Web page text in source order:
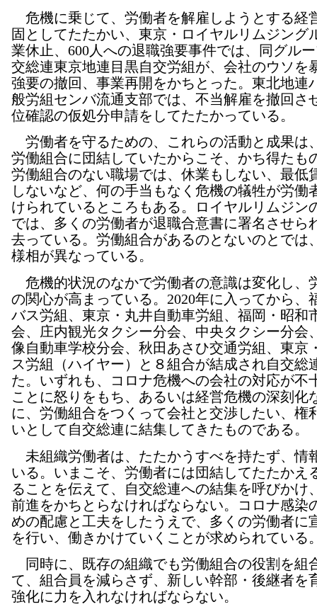
危機に乗じて、労働者を解雇しようとする経
固としてたたかい、東京・ロイヤルリムジング
業休止、600人への退職強要事件では、同グル
交総連東京地連目黒自交労組が、会社のウソを
強要の撤回、事業再開をかちとった。東北地連
般労組センバ流通支部では、不当解雇を撤回さ
位確認の仮処分申請をしてたたかっている。
労働者を守るための、これらの活動と成果は
労働組合に団結していたからこそ、かち得たも
労働組合のない職場では、休業もしない、最低
しないなど、何の手当もなく危機の犠牲が労働
けられているところもある。ロイヤルリムジン
では、多くの労働者が退職合意書に署名させら
去っている。労働組合があるのとないのとでは
様相が異なっている。
危機的状況のなかで労働者の意識は変化し、
の関心が高まっている。2020年に入ってから、
バス労組、東京・丸井自動車労組、福岡・昭和
会、庄内観光タクシー分会、中央タクシー分会
像自動車学校分会、秋田あさひ交通労組、東京
ス労組（ハイヤー）と８組合が結成され自交総
た。いずれも、コロナ危機への会社の対応が不
ことに怒りをもち、あるいは経営危機の深刻化
に、労働組合をつくって会社と交渉したい、権
いとして自交総連に結集してきたものである。
未組織労働者は、たたかうすべを持たず、情
いる。いまこそ、労働者には団結してたたかえ
ることを伝えて、自交総連への結集を呼びかけ
前進をかちとらなければならない。コロナ感染
めの配慮と工夫をしたうえで、多くの労働者に
を行い、働きかけていくことが求められている
同時に、既存の組織でも労働組合の役割を組
て、組合員を減らさず、新しい幹部・後継者を
強化に力を入れなければならない。